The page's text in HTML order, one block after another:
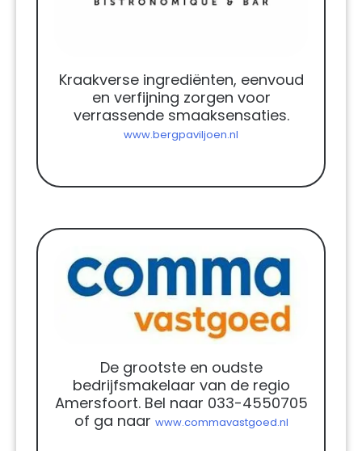
Kraakverse ingrediënten, eenvoud
en verfijning zorgen voor
verrassende smaaksensaties.
www.bergpaviljoen.nl
De grootste en oudste
bedrijfsmakelaar van de regio
Amersfoort. Bel naar 033-4550705
of ga naar www.commavastgoed.nl